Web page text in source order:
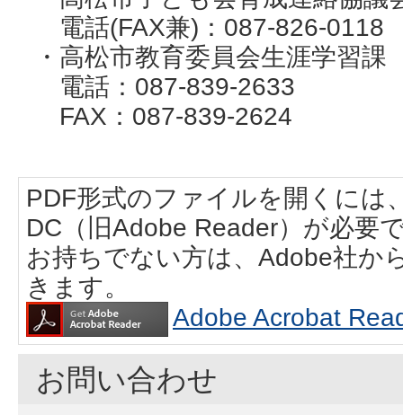
電話(FAX兼)：087-826-
・高松市教育委員会生涯学習課
電話：087-839-2633
FAX：087-839-2624
PDF形式のファイルを開くには
DC（旧Adobe Reader）が必要
お持ちでない方は、Adobe社か
きます。
Adobe Acrobat
お問い合わせ